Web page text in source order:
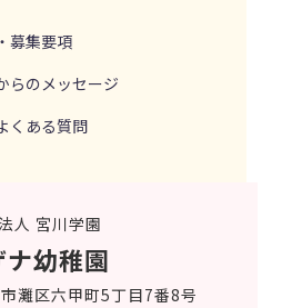
・募集要項
らのメッセージ
くある質問
人 宮川学園
ナ幼稚園
灘区六甲町5丁目7番8号